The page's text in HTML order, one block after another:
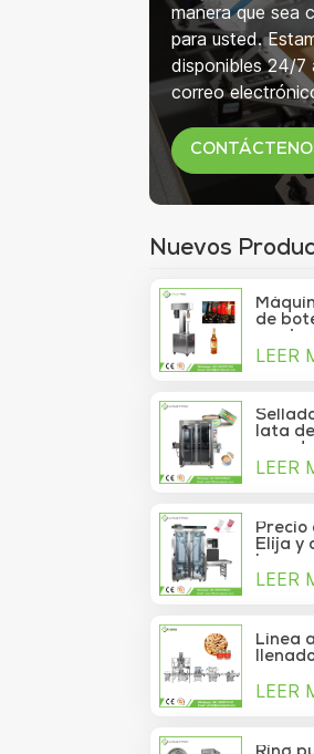
manera que sea
para usted.
disponibles 24/7
correo
Nuevos
de
750
LEER
lata
mar
de
LEER
Precio
Elija y
Delta
LEER
Línea
LEER